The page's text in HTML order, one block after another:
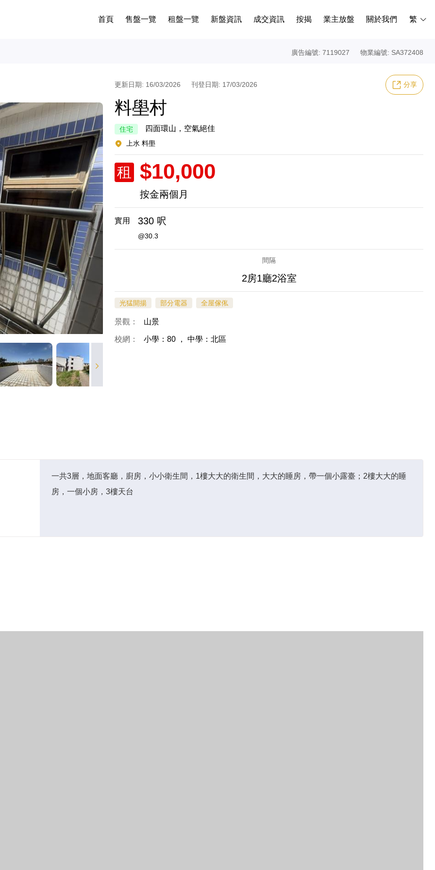
首頁 售盤一覽 租盤一覽 新盤資訊 成交資訊 按揭 業主放盤 關於我們 繁
廣告編號: 7119027 物業編號: SA372408
更新日期: 16/03/2026 刊登日期: 17/03/2026 分享
料壆村
住宅 四面環山，空氣絕佳
上水 料壆
租 $10,000
按金兩個月
實用 330 呎
@30.3
間隔
2房1廳2浴室
光猛開揚 部分電器 全屋傢俬
景觀： 山景
校網： 小學：80 ， 中學：北區
一共3層，地面客廳，廚房，小小衛生間，1樓大大的衛生間，大大的睡房，帶一個小露臺；2樓大大的睡
房，一個小房，3樓天台